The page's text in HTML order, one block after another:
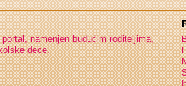
namenjen budućim roditeljima,
dece.